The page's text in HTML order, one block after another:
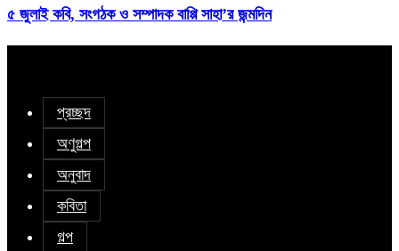
৫ জুলাই কবি, সংগঠক ও সম্পাদক বাপ্পি সাহা’র জন্মদিন
প্রচ্ছদ
অণুগল্প
অনুবাদ
কবিতা
গল্প